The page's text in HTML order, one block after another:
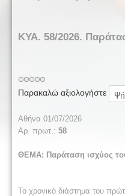
ΚΥΑ. 58/2026.
Παρακαλώ αξιολογήστε
Αθήνα 01/07/2026
Αρ. πρωτ.: 58
ΘΕΜΑ: Παράταση ισχύος
Το χρονικό διάστημα του